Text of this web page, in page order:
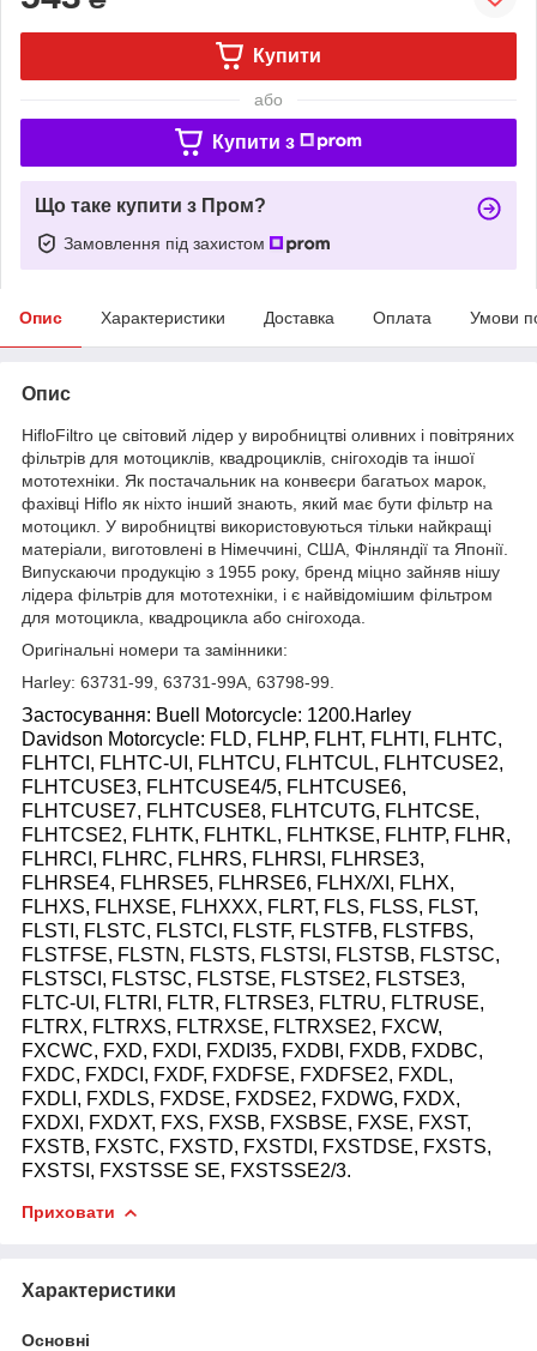
Купити
або
Купити з
Що таке купити з Пром?
Замовлення під захистом
Опис Характеристики Доставка Оплата Умови
Опис
HifloFiltro це світовий лідер у виробництві оливних і повітряних
фільтрів для мотоциклів, квадроциклів, снігоходів та іншої
мототехніки. Як постачальник на конвеєри багатьох марок,
фахівці Hiflo як ніхто інший знають, який має бути фільтр на
мотоцикл. У виробництві використовуються тільки найкращі
матеріали, виготовлені в Німеччині, США, Фінляндії та Японії.
Випускаючи продукцію з 1955 року, бренд міцно зайняв нішу
лідера фільтрів для мототехніки, і є найвідомішим фільтром
для мотоцикла, квадроцикла або снігохода.
Оригінальні номери та замінники:
Harley: 63731-99 63731-99A 63798-99
Застосування: Buell Motorcycle: 1200.Harley
Davidson Motorcycle: FLD, FLHP, FLHT, FLHTI, FLHTC,
FLHTCI, FLHTC-UI, FLHTCU, FLHTCUL, FLHTCUSE2,
FLHTCUSE3, FLHTCUSE4/5, FLHTCUSE6,
FLHTCUSE7, FLHTCUSE8, FLHTCUTG, FLHTCSE,
FLHTCSE2, FLHTK, FLHTKL, FLHTKSE, FLHTP, FLHR,
FLHRCI, FLHRC, FLHRS, FLHRSI, FLHRSE3,
FLHRSE4, FLHRSE5, FLHRSE6, FLHX/XI, FLHX,
FLHXS, FLHXSE, FLHXXX, FLRT, FLS, FLSS, FLST,
FLSTI, FLSTC, FLSTCI, FLSTF, FLSTFB, FLSTFBS,
FLSTFSE, FLSTN, FLSTS, FLSTS I, FLSTSB, FLSTSC,
FLSTSCI, FLSTSC, FLSTSE, FLSTSE2, FLSTSE3,
FLTC-UI, FLTRI, FLTR, FLTRSE3, FLTRU, FLTRUSE,
FLTRX, FLTRXS, FLTRXSE, FLTRXSE2, FXCW,
FXCWC, FXD, FXDI, FXDI35, FXDBI, FXDB, FXDBC,
FXDC, FXDCI, FXDF, FXDFSE, FXDFSE2, FXDL,
FXDLI, FXDLS, FXDSE, FXDSE2, FXDWG, FXDX,
FXDXI, FXDXT, FXS, FXSB, FXSBSE, FXSE, FXST,
FXSTB, FXSTC, FXSTD, FXSTDI, FXSTDSE, FXSTS,
FXSTSI, FXSTSSE SE, FXSTSSE2/3.
Приховати
Характеристики
Основні